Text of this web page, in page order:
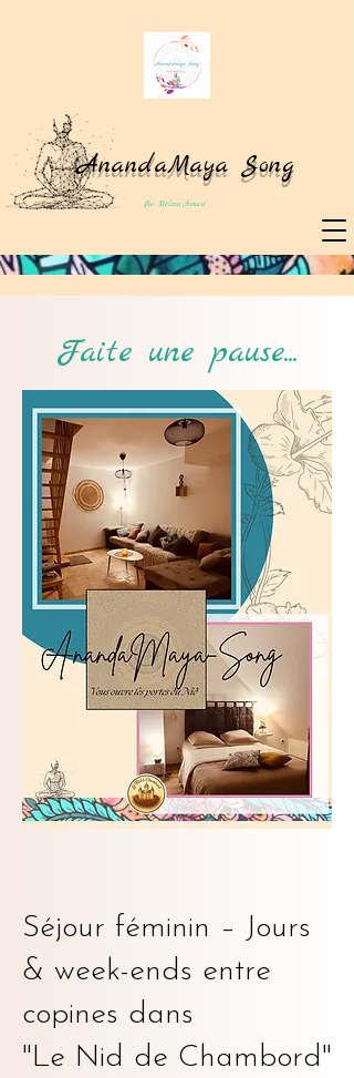
AnandaMaya Song
Par Mélissa Asnard
Faite une pause...
Séjour féminin – Jours
& week-ends entre
copines dans
"Le Nid de Chambord"